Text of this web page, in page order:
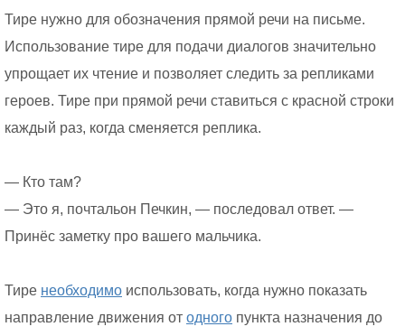
Тире нужно для обозначения прямой речи на письме.
Использование тире для подачи диалогов значительно
упрощает их чтение и позволяет следить за репликами
героев. Тире при прямой речи ставиться с красной строки
каждый раз, когда сменяется реплика.
— Кто там?
— Это я, почтальон Печкин, — последовал ответ. —
Принёс заметку про вашего мальчика.
Тире необходимо использовать, когда нужно показать
направление движения от одного пункта назначения до